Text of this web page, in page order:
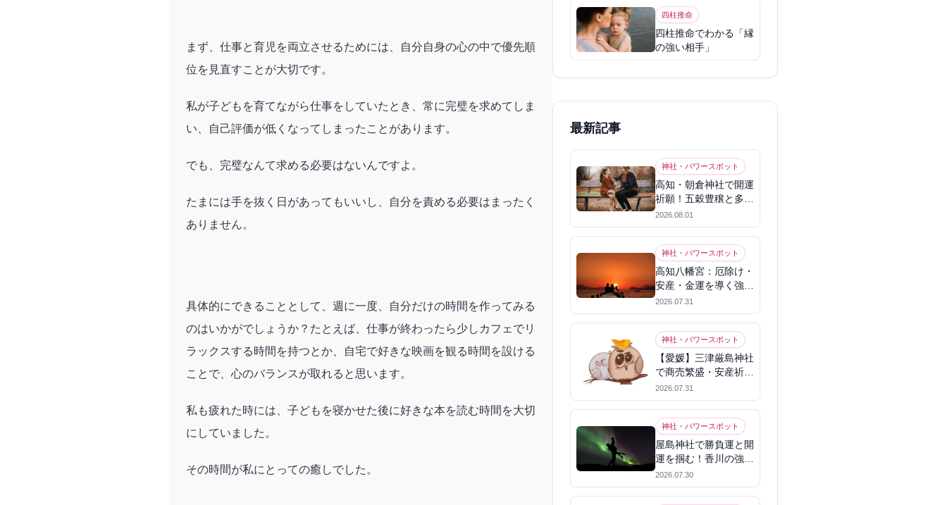
まず、仕事と育児を両立させるためには、自分自身の心の中で優先順
位を見直すことが大切です。
私が子どもを育てながら仕事をしていたとき、常に完璧を求めてしま
い、自己評価が低くなってしまったことがあります。
でも、完璧なんて求める必要はないんですよ。
たまには手を抜く日があってもいいし、自分を責める必要はまったく
ありません。
具体的にできることとして、週に一度、自分だけの時間を作ってみる
のはいかがでしょうか？たとえば、仕事が終わったら少しカフェでリ
ラックスする時間を持つとか、自宅で好きな映画を観る時間を設ける
ことで、心のバランスが取れると思います。
私も疲れた時には、子どもを寝かせた後に好きな本を読む時間を大切
にしていました。
その時間が私にとっての癒しでした。
四柱推命
四柱推命でわかる「縁
の強い相手」
最新記事
神社・パワースポット
高知・朝倉神社で開運
祈願！五穀豊穣と多幸
を呼ぶパワースポット
2026.08.01
神社・パワースポット
高知八幡宮：厄除け・
安産・金運を導く強力
パワースポット
2026.07.31
神社・パワースポット
【愛媛】三津厳島神社
で商売繁盛・安産祈
願！宗像三女神のパワ
ーを授かる
2026.07.31
神社・パワースポット
屋島神社で勝負運と開
運を掴む！香川の強力
パワースポット
2026.07.30